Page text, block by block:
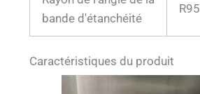
bande d'étanchéité
R95
Caractéristiques du produit